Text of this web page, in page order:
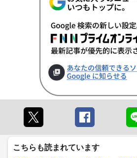
こちらも読まれています